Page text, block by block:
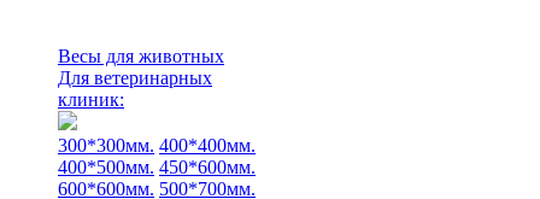
Весы для животных
Для ветеринарных
клиник:
300*300мм. 400*400мм.
400*500мм. 450*600мм.
600*600мм. 500*700мм.